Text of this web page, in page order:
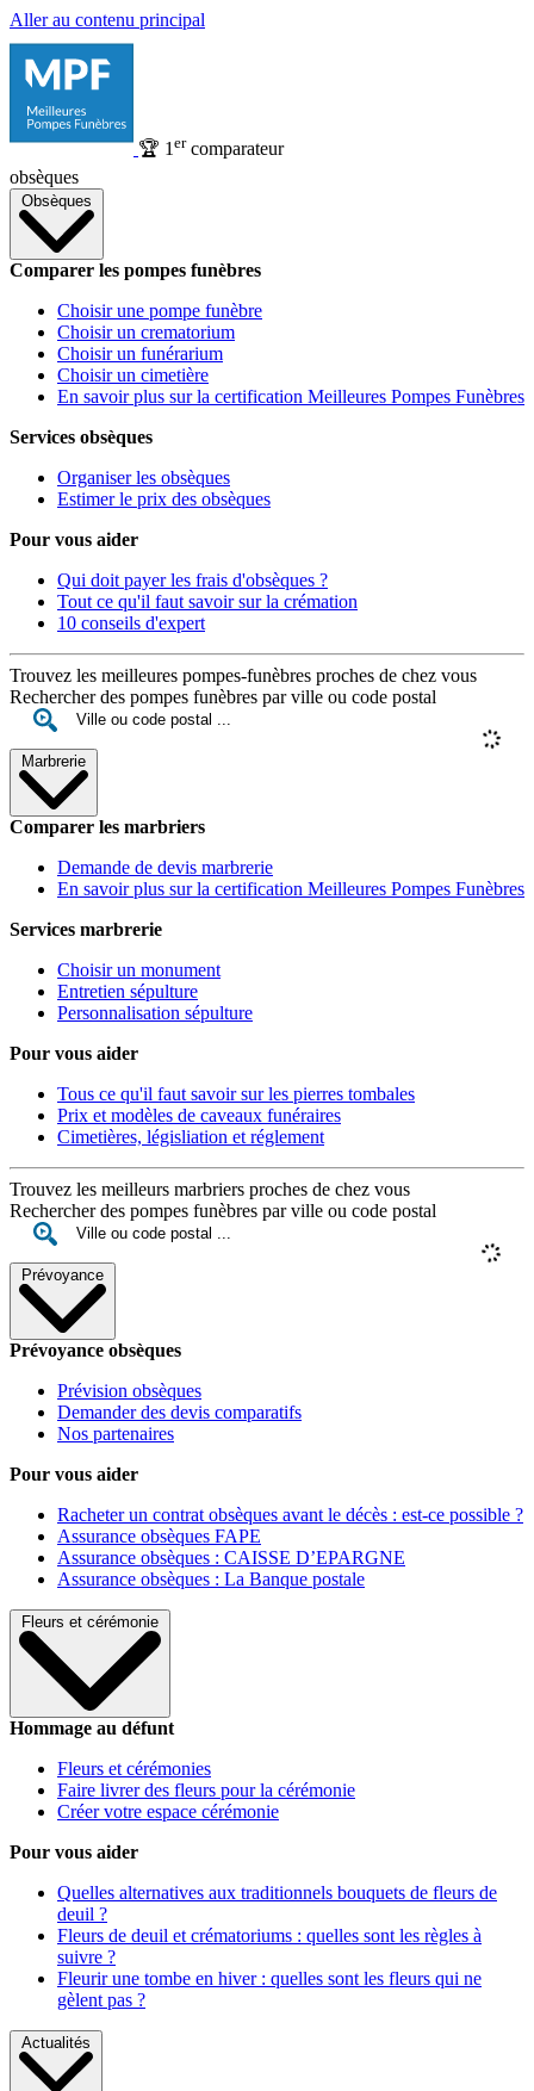
Aller au contenu principal
🏆 1 ercomparateur
obsèques
Obsèques
Comparer les pompes funèbres
Choisir une pompe funèbre
Choisir un crematorium
Choisir un funérarium
Choisir un cimetière
En savoir plus sur la certification Meilleures Pompes Funèbres
Services obsèques
Organiser les obsèques
Estimer le prix des obsèques
Pour vous aider
Qui doit payer les frais d'obsèques ?
Tout ce qu'il faut savoir sur la crémation
10 conseils d'expert
Trouvez les meilleures pompes-funèbres proches de chez vous
Rechercher des pompes funèbres par ville ou code postal
Marbrerie
Comparer les marbriers
Demande de devis marbrerie
En savoir plus sur la certification Meilleures Pompes Funèbres
Services marbrerie
Choisir un monument
Entretien sépulture
Personnalisation sépulture
Pour vous aider
Tous ce qu'il faut savoir sur les pierres tombales
Prix et modèles de caveaux funéraires
Cimetières, législiation et réglement
Trouvez les meilleurs marbriers proches de chez vous
Rechercher des pompes funèbres par ville ou code postal
Prévoyance
Prévoyance obsèques
Prévision obsèques
Demander des devis comparatifs
Nos partenaires
Pour vous aider
Racheter un contrat obsèques avant le décès : est-ce possible ?
Assurance obsèques FAPE
Assurance obsèques : CAISSE D’EPARGNE
Assurance obsèques : La Banque postale
Fleurs et cérémonie
Hommage au défunt
Fleurs et cérémonies
Faire livrer des fleurs pour la cérémonie
Créer votre espace cérémonie
Pour vous aider
Quelles alternatives aux traditionnels bouquets de fleurs de
deuil ?
Fleurs de deuil et crématoriums : quelles sont les règles à
suivre ?
Fleurir une tombe en hiver : quelles sont les fleurs qui ne
gèlent pas ?
Actualités